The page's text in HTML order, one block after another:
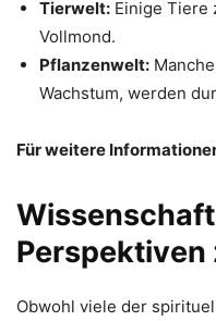
Tierwelt: Einige Tiere
Vollmond.
Pflanzenwelt:
Wachstum, werden
Für weitere
Perspektiven
Obwohl viele der